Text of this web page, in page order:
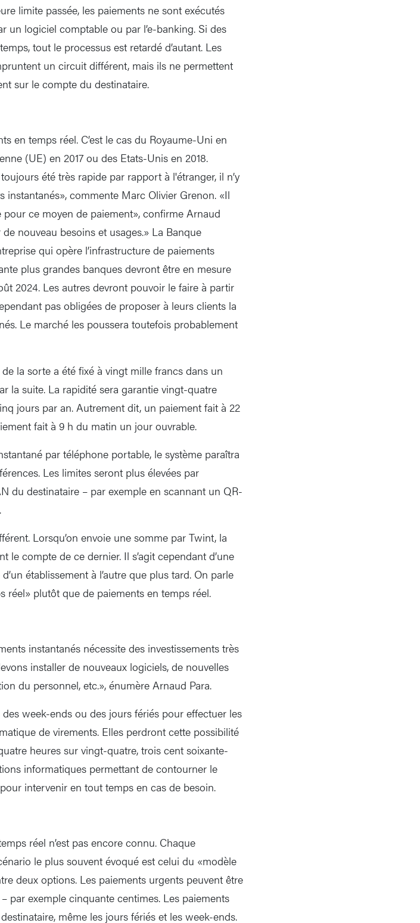
limite passée, les paiements ne sont exécutés
un logiciel comptable ou par l’e-banking. Si des
tout le processus est retardé d’autant. Les
un circuit différent, mais ils ne permettent
sur le compte du destinataire.
en temps réel. C’est le cas du Royaume-Uni en
(UE) en 2017 ou des Etats-Unis en 2018.
été très rapide par rapport à l'étranger, il n’y
instantanés», commente Marc Olivier Grenon. «Il
pour ce moyen de paiement», confirme Arnaud
nouveau besoins et usages.» La Banque
qui opère l’infrastructure de paiements
plus grandes banques devront être en mesure
2024. Les autres devront pouvoir le faire à partir
pas obligées de proposer à leurs clients la
Le marché les poussera toutefois probablement
la sorte a été fixé à vingt mille francs dans un
la suite. La rapidité sera garantie vingt-quatre
jours par an. Autrement dit, un paiement fait à 22
fait à 9 h du matin un jour ouvrable.
par téléphone portable, le système paraîtra
Les limites seront plus élevées par
du destinataire – par exemple en scannant un QR-
Lorsqu’on envoie une somme par Twint, la
compte de ce dernier. Il s’agit cependant d’une
établissement à l’autre que plus tard. On parle
plutôt que de paiements en temps réel.
instantanés nécessite des investissements très
installer de nouveaux logiciels, de nouvelles
du personnel, etc.», énumère Arnaud Para.
week-ends ou des jours fériés pour effectuer les
de virements. Elles perdront cette possibilité
heures sur vingt-quatre, trois cent soixante-
informatiques permettant de contourner le
intervenir en tout temps en cas de besoin.
réel n’est pas encore connu. Chaque
le plus souvent évoqué est celui du «modèle
deux options. Les paiements urgents peuvent être
par exemple cinquante centimes. Les paiements
même les jours fériés et les week-ends.